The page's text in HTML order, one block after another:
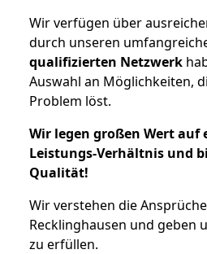
Wir verfügen über
durch unseren
qualifizierten Netzwerk
Auswahl an Möglichkeiten,
Problem löst.
Wir legen großen Wert auf
Leistungs-Verhältnis und
Qualität!
Wir verstehen die
Recklinghausen und geben
zu erfüllen.